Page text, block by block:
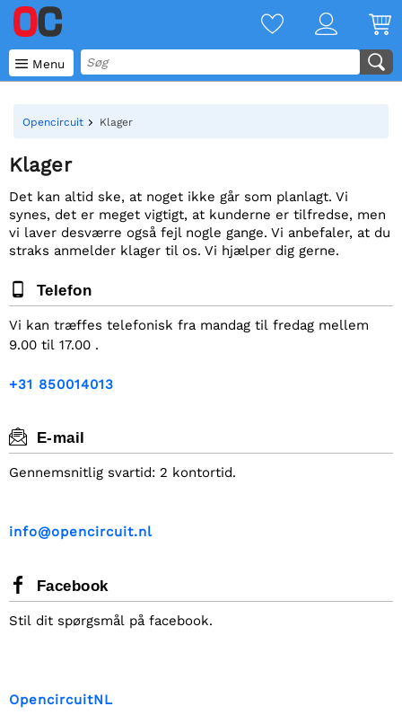
 Menu
Opencircuit Klager
Klager
Det kan altid ske, at noget ikke går som planlagt. Vi
synes, det er meget vigtigt, at kunderne er tilfredse, men
vi laver desværre også fejl nogle gange. Vi anbefaler, at du
straks anmelder klager til os. Vi hjælper dig gerne.
Telefon
Vi kan træffes telefonisk fra mandag til fredag mellem
9.00 til 17.00 .
+31 850014013
E-mail
Gennemsnitlig svartid: 2 kontortid.
info@opencircuit.nl
Facebook
Stil dit spørgsmål på facebook.
OpencircuitNL